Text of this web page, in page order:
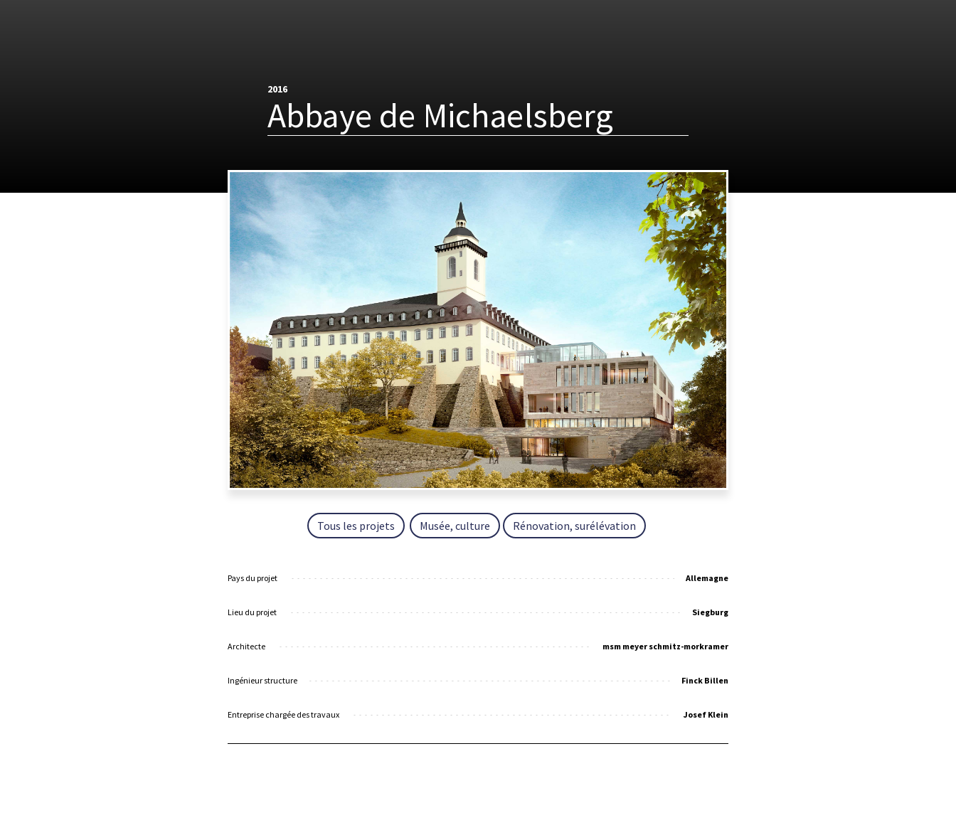
2016
Abbaye de Michaelsberg
Tous les projets Musée, culture Rénovation, surélévation
Pays du projet Allemagne
Lieu du projet Siegburg
Architecte msm meyer schmitz-morkramer
Ingénieur structure Finck Billen
Entreprise chargée des travaux Josef Klein